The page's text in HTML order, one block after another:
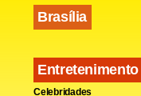
Brasília
Entretenimento
Celebridades